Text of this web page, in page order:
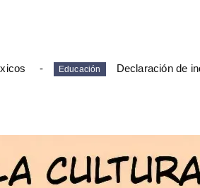
Educación Declaración de